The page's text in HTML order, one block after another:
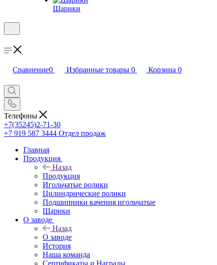
Шарики
Сравнение0 Избранные товары 0 Корзина 0
Телефоны
+7(35245)2-71-30
+7 919 587 3444 Отдел продаж
Главная
Продукция
Назад
Продукция
Игольчатые ролики
Цилиндрические ролики
Подшипники качения игольчатые
Шарики
О заводе
Назад
О заводе
История
Наша команда
Сертификаты и Награды